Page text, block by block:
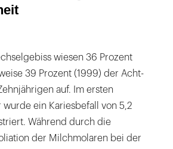
wiesen 36 Prozent
39 Prozent (1999) der Acht-
auf. Im ersten
wurde ein Kariesbefall von 5,2
Während durch die
der Milchmolaren bei der